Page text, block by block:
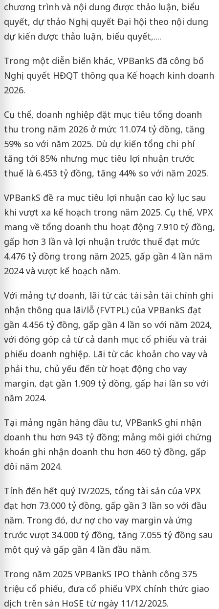
chương trình và nội dung được thảo luận, biểu
quyết, dự thảo Nghị quyết Đại hội theo nội dung
dự kiến được thảo luận, biểu quyết,....
Trong một diễn biến khác, VPBankS đã công bố
Nghị quyết HĐQT thông qua Kế hoạch kinh doanh
2026.
Cụ thể, doanh nghiệp đặt mục tiêu tổng doanh
thu trong năm 2026 ở mức 11.074 tỷ đồng, tăng
59% so với năm 2025. Dù dự kiến tổng chi phí
tăng tới 85% nhưng mục tiêu lợi nhuận trước
thuế là 6.453 tỷ đồng, tăng 44% so với năm 2025.
VPBankS đề ra mục tiêu lợi nhuận cao kỷ lục sau
khi vượt xa kế hoạch trong năm 2025. Cụ thể, VPX
mang về tổng doanh thu hoạt động 7.910 tỷ đồng,
gấp hơn 3 lần và lợi nhuận trước thuế đạt mức
4.476 tỷ đồng trong năm 2025, gấp gần 4 lần năm
2024 và vượt kế hoạch năm.
Với mảng tự doanh, lãi từ các tài sản tài chính ghi
nhận thông qua lãi/lỗ (FVTPL) của VPBankS đạt
gần 4.456 tỷ đồng, gấp gần 4 lần so với năm 2024,
với đóng góp cả từ cả danh mục cổ phiếu và trái
phiếu doanh nghiệp. Lãi từ các khoản cho vay và
phải thu, chủ yếu đến từ hoạt động cho vay
margin, đạt gần 1.909 tỷ đồng, gấp hai lần so với
năm 2024.
Tại mảng ngân hàng đầu tư, VPBankS ghi nhận
doanh thu hơn 943 tỷ đồng; mảng môi giới chứng
khoán ghi nhận doanh thu hơn 460 tỷ đồng, gấp
đôi năm 2024.
Tính đến hết quý IV/2025, tổng tài sản của VPX
đạt hơn 73.000 tỷ đồng, gấp gần 3 lần so với đầu
năm. Trong đó, dư nợ cho vay margin và ứng
trước vượt 34.000 tỷ đồng, tăng 7.055 tỷ đồng sau
một quý và gấp gần 4 lần đầu năm.
Trong năm 2025 VPBankS IPO thành công 375
triệu cổ phiếu, đưa cổ phiếu VPX chính thức giao
dịch trên sàn HoSE từ ngày 11/12/2025.